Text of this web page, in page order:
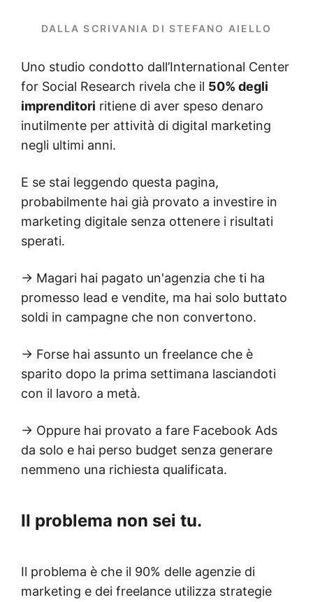
DALLA SCRIVANIA DI STEFANO AIELLO
Uno studio condotto dall’International Center
for Social Research rivela che il 50% degli
imprenditori ritiene di aver speso denaro
inutilmente per attività di digital marketing
negli ultimi anni.
E se stai leggendo questa pagina,
probabilmente hai già provato a investire in
marketing digitale senza ottenere i risultati
sperati.
→ Magari hai pagato un'agenzia che ti ha
promesso lead e vendite, ma hai solo buttato
soldi in campagne che non convertono.
→ Forse hai assunto un freelance che è
sparito dopo la prima settimana lasciandoti
con il lavoro a metà.
→ Oppure hai provato a fare Facebook Ads
da solo e hai perso budget senza generare
nemmeno una richiesta qualificata.
Il problema non sei tu.
Il problema è che il 90% delle agenzie di
marketing e dei freelance utilizza strategie